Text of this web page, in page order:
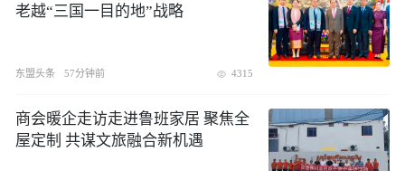
老越“三国一目的地”战略
东盟头条 57分钟前 4315
商会暖企走访走进鲁班家居 聚焦全
屋定制 共谋文旅融合新机遇